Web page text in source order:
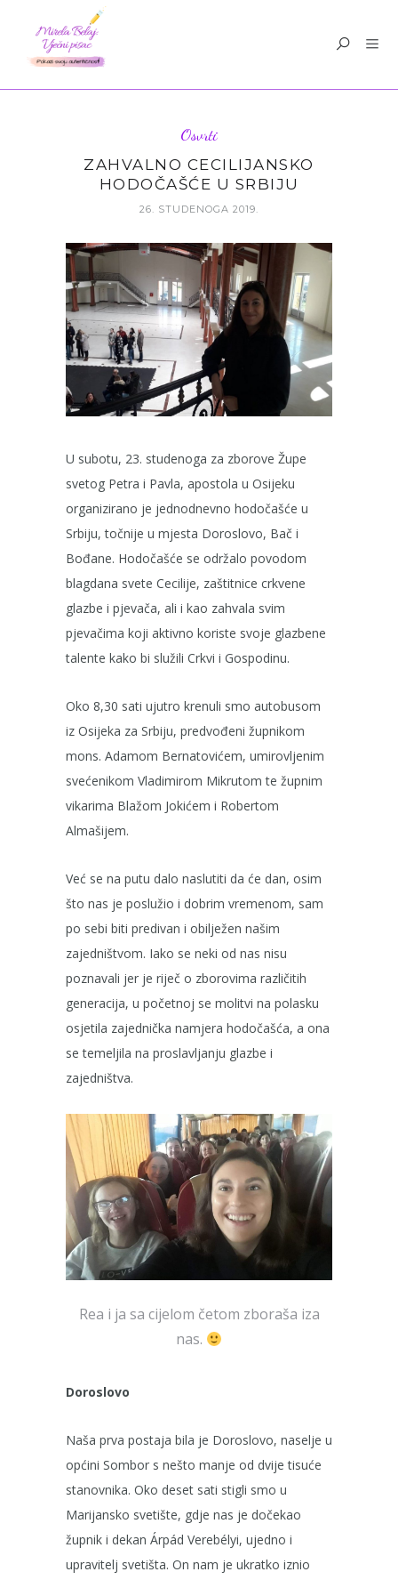
Osvrti
ZAHVALNO CECILIJANSKO
HODOČAŠĆE U SRBIJU
26. STUDENOGA 2019.
U subotu, 23. studenoga za zborove Župe
svetog Petra i Pavla, apostola u Osijeku
organizirano je jednodnevno hodočašće u
Srbiju, točnije u mjesta Doroslovo, Bač i
Bođane. Hodočašće se održalo povodom
blagdana svete Cecilije, zaštitnice crkvene
glazbe i pjevača, ali i kao zahvala svim
pjevačima koji aktivno koriste svoje glazbene
talente kako bi služili Crkvi i Gospodinu.
Oko 8,30 sati ujutro krenuli smo autobusom
iz Osijeka za Srbiju, predvođeni župnikom
mons. Adamom Bernatovićem, umirovljenim
svećenikom Vladimirom Mikrutom te župnim
vikarima Blažom Jokićem i Robertom
Almašijem.
Već se na putu dalo naslutiti da će dan, osim
što nas je poslužio i dobrim vremenom, sam
po sebi biti predivan i obilježen našim
zajedništvom. Iako se neki od nas nisu
poznavali jer je riječ o zborovima različitih
generacija, u početnoj se molitvi na polasku
osjetila zajednička namjera hodočašća, a ona
se temeljila na proslavljanju glazbe i
zajedništva.
Rea i ja sa cijelom četom zboraša iza
nas.
Doroslovo
Naša prva postaja bila je Doroslovo, naselje u
općini Sombor s nešto manje od dvije tisuće
stanovnika. Oko deset sati stigli smo u
Marijansko svetište, gdje nas je dočekao
župnik i dekan Árpád Verebélyi, ujedno i
upravitelj svetišta. On nam je ukratko iznio